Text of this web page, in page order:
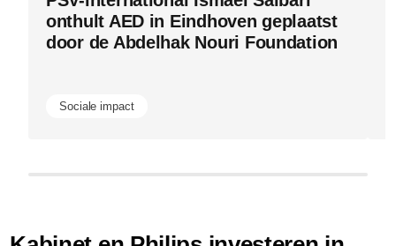
onthult AED in Eindhoven geplaatst
door de Abdelhak Nouri Foundation
Sociale impact